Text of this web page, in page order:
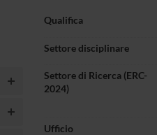
Qualifica
Settore disciplinare
Settore di Ricerca (ERC-
2024)
Ufficio